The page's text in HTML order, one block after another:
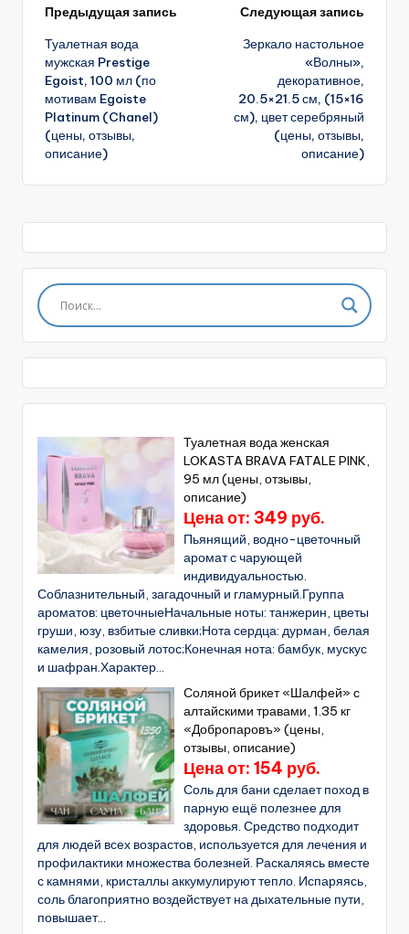
Навигация
записи
Предыдущая запись
Туалетная вода
мужская Prestige
Egoist, 100 мл (по
мотивам Egoiste
Platinum (Chanel)
(цены, отзывы,
описание)
Следующая запись
Зеркало настольное
«Волны»,
декоративное,
20.5×21.5 см, (15×16
см), цвет серебряный
(цены, отзывы,
описание)
Туалетная вода женская
LOKASTA BRAVA FATALE PINK,
95 мл (цены, отзывы,
описание)
Цена от: 349 руб.
Пьянящий, водно-цветочный
аромат с чарующей
индивидуальностью.
Соблазнительный, загадочный и гламурный.Группа
ароматов: цветочныеНачальные ноты: танжерин, цветы
груши, юзу, взбитые сливки;Нота сердца: дурман, белая
камелия, розовый лотос;Конечная нота: бамбук, мускус
и шафран.Характер...
Соляной брикет «Шалфей» с
алтайскими травами, 1.35 кг
«Добропаровъ» (цены,
отзывы, описание)
Цена от: 154 руб.
Соль для бани сделает поход в
парную ещё полезнее для
здоровья. Средство подходит
для людей всех возрастов, используется для лечения и
профилактики множества болезней. Раскаляясь вместе
с камнями, кристаллы аккумулируют тепло. Испаряясь,
соль благоприятно воздействует на дыхательные пути,
повышает...